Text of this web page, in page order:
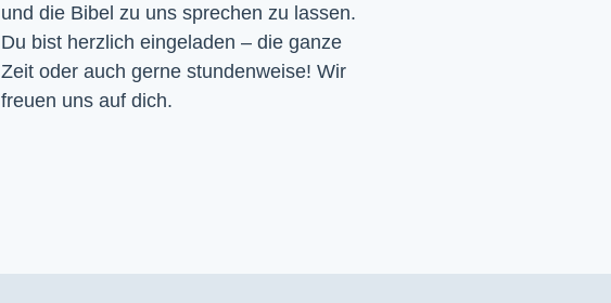
und die Bibel zu uns sprechen zu lassen.
Du bist herzlich eingeladen – die ganze
Zeit oder auch gerne stundenweise! Wir
freuen uns auf dich.